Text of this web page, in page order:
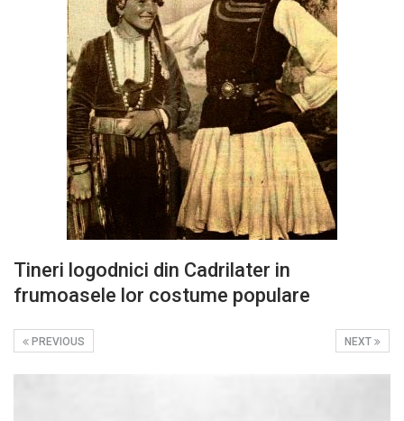
Tineri logodnici din Cadrilater in
frumoasele lor costume populare
NEXT
PREVIOUS